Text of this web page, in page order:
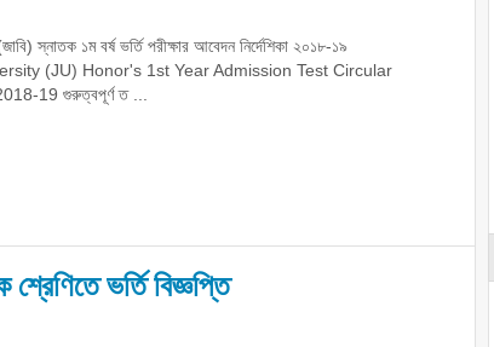
স্নাতক ১ম বর্ষ ভর্তি পরীক্ষার আবেদন নির্দেশিকা ২০১৮-১৯
(JU) Honor's 1st Year Admission Test Circular
19 গুরুত্বপূর্ণ ত ...
ভর্তি বিজ্ঞপ্তি